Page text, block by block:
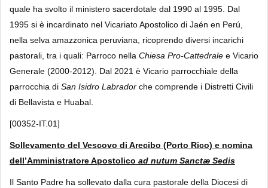
quale ha svolto il ministero sacerdotale dal 1990 al 1995. Dal
1995 si è incardinato nel Vicariato Apostolico di Jaén en Perú,
nella selva amazzonica peruviana, ricoprendo diversi incarichi
pastorali, tra i quali: Parroco nella Chiesa Pro-Cattedrale e Vicario
Generale (2000-2012). Dal 2021 è Vicario parrocchiale della
parrocchia di San Isidro Labrador che comprende i Distretti Civili
di Bellavista e Huabal.
[00352-IT.01]
Sollevamento del Vescovo di Arecibo (Porto Rico) e nomina
dell’Amministratore Apostolico ad nutum Sanctæ Sedis
Il Santo Padre ha sollevato dalla cura pastorale della Diocesi di